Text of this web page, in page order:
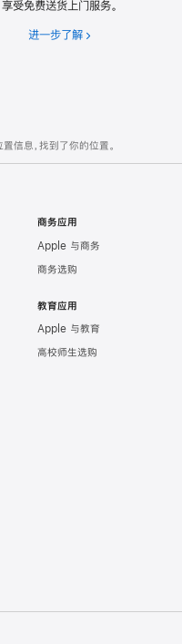
享受免费送货上门服务。
进一步了解免
信息，找到了你的位置。
商务应用
Apple 与商务
商务选购
教育应用
Apple 与教育
高校师生选购